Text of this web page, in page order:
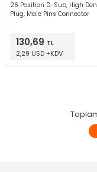
26 Position D-Sub, High
Plug, Male Pins Connector
130,69 TL
2,29 USD +KDV